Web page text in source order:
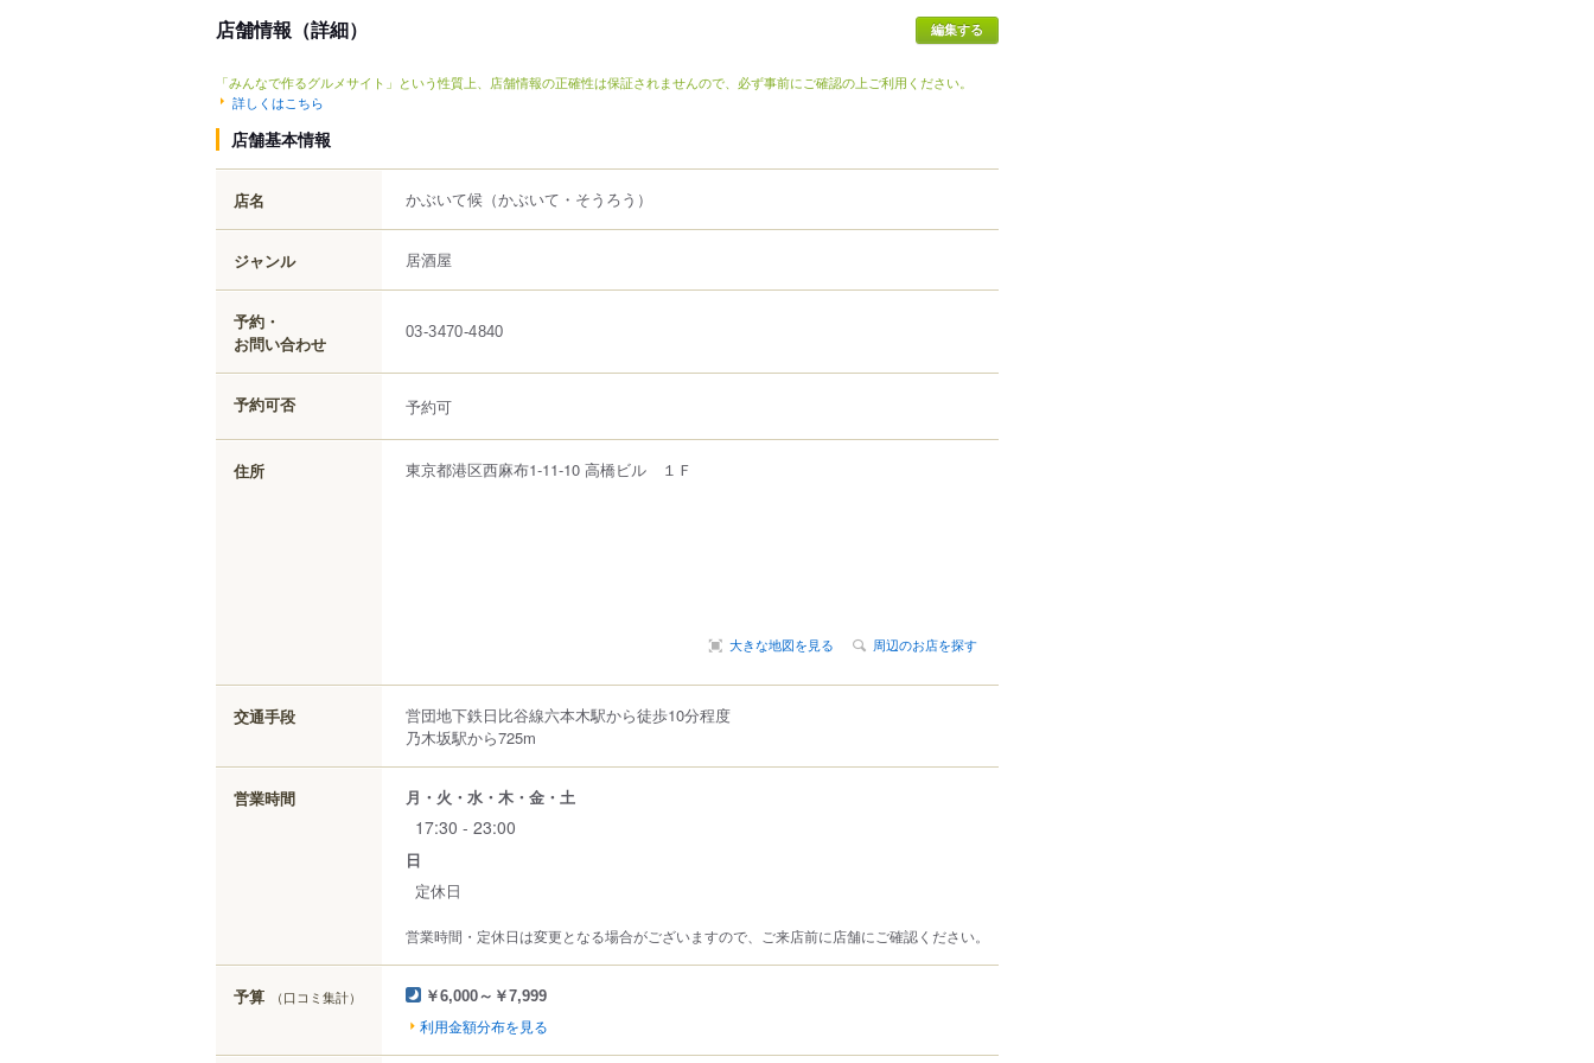
店舗情報（詳細）
「みんなで作るグルメサイト」という性質上、店舗情報の正確性は保証されませんので、必ず事前にご確認の上ご利用ください。
詳しくはこちら
店舗基本情報
店名 かぶいて候 （かぶいて・そうろう）
ジャンル 居酒屋
予約・
お問い合わせ
03-3470-4840
予約可否 予約可
住所 東京都港区西麻布1-11-10 高橋ビル １Ｆ
大きな地図を見る 周辺のお店を探す
交通手段
営団地下鉄日比谷線六本木駅から徒歩10分程度
乃木坂駅から725m
営業時間 月・火・水・木・金・土
17:30 - 23:00
日
定休日
営業時間・定休日は変更となる場合がございますので、ご来店前に店舗にご確認ください。
予算 （口コミ集計） ￥6,000～￥7,999
利用金額分布を見る